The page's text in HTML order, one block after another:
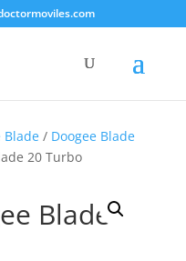
Blade/ Doogee Blade
20 Turbo
Blade